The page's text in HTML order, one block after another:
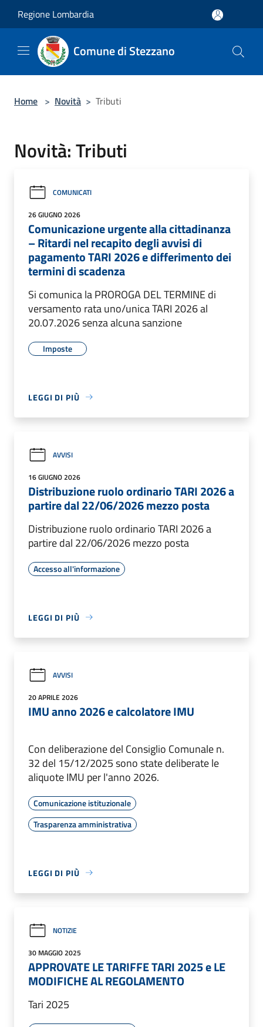
Regione Lombardia
Comune di Stezzano
Home > Novità > Tributi
Novità: Tributi
COMUNICATI
26 GIUGNO 2026
Comunicazione urgente alla cittadinanza
– Ritardi nel recapito degli avvisi di
pagamento TARI 2026 e differimento dei
termini di scadenza
Si comunica la PROROGA DEL TERMINE di
versamento rata uno/unica TARI 2026 al
20.07.2026 senza alcuna sanzione
Imposte
LEGGI DI PIÙ
AVVISI
16 GIUGNO 2026
Distribuzione ruolo ordinario TARI 2026 a
partire dal 22/06/2026 mezzo posta
Distribuzione ruolo ordinario TARI 2026 a
partire dal 22/06/2026 mezzo posta
Accesso all'informazione
LEGGI DI PIÙ
AVVISI
20 APRILE 2026
IMU anno 2026 e calcolatore IMU
Con deliberazione del Consiglio Comunale n.
32 del 15/12/2025 sono state deliberate le
aliquote IMU per l'anno 2026.
Comunicazione istituzionale
Trasparenza amministrativa
LEGGI DI PIÙ
NOTIZIE
30 MAGGIO 2025
APPROVATE LE TARIFFE TARI 2025 e LE
MODIFICHE AL REGOLAMENTO
Tari 2025